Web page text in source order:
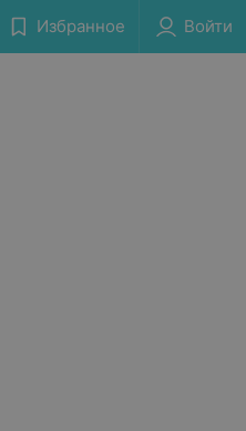
Избранное Войти